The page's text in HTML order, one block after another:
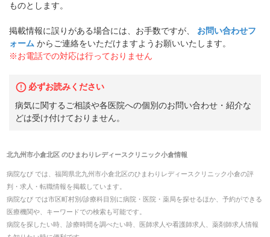
ものとします。
掲載情報に誤りがある場合には、お手数ですが、
お問い合わせフ
ォーム からご連絡をいただけますようお願いいたします。
※お電話での対応は行っておりません
必ずお読みください
病気に関するご相談や各医院への個別のお問い合わせ・紹介な
どは受け付けておりません。
北九州市小倉北区 のひまわりレディースクリニック小倉情報
病院なび では、 福岡県北九州市小倉北区のひまわりレディースクリニック小倉の評
判・求人・転職情報を掲載しています。
病院なび では市区町村別/診療科目別に病院・医院・薬局を探せるほか、予約ができる
医療機関や、キーワードでの検索も可能です。
病院を探したい時、診療時間を調べたい時、医師求人や看護師求人、薬剤師求人情報